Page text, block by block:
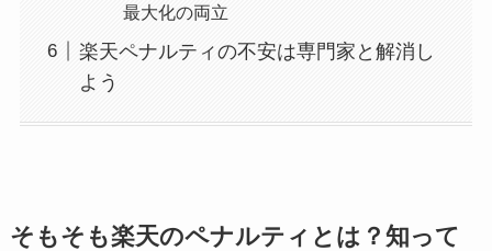
最大化の両立
楽天ペナルティの不安は専門家と解消し
よう
そもそも楽天のペナルティとは？知って